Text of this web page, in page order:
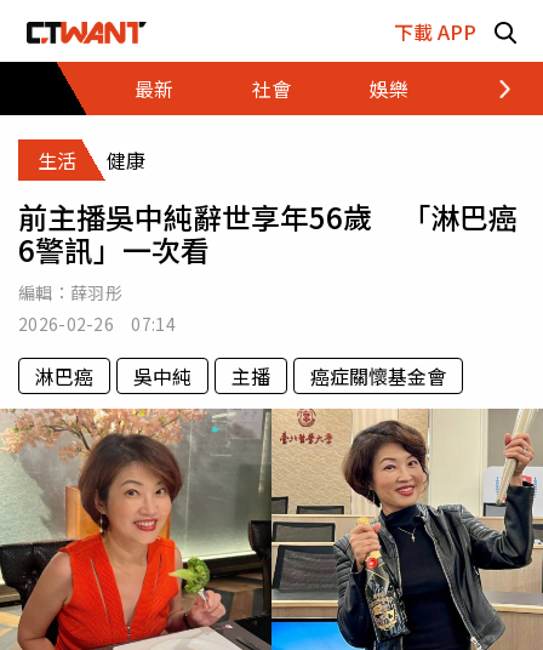
下載 APP
最新
社會 娛樂 財經
生活 健康
前主播吳中純辭世享年56歲 「淋巴癌
6警訊」一次看
編輯： 薛羽彤
2026-02-26 07:14
淋巴癌 吳中純 主播 癌症關懷基金會